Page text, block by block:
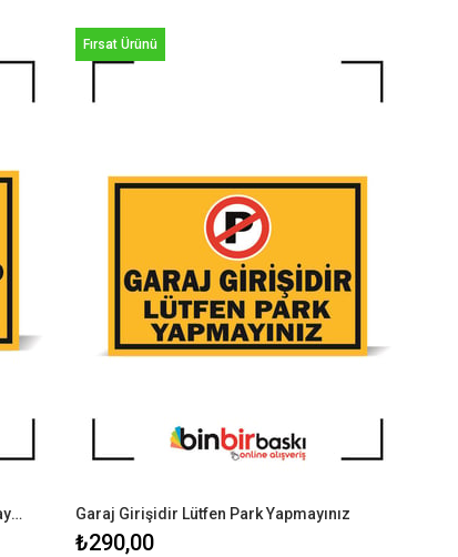
Yükleme ve Depo Girişidir Park Yapmayınız Garaj Girişidir Lütfen Park Yapmayınız
₺290,00
Fırsat Ürünü